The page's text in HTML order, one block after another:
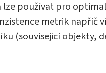
používat pro
metrik napříč
(související objekty,